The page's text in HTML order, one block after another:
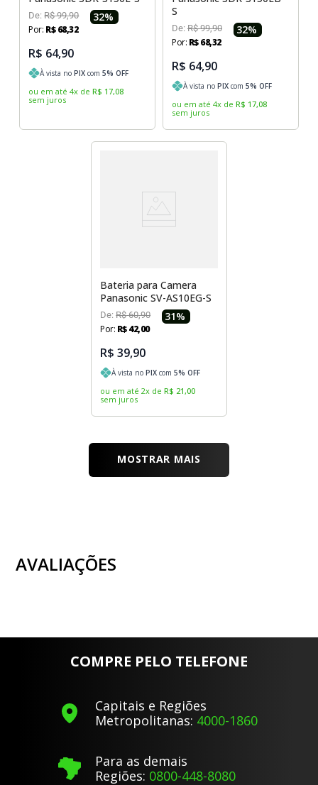
De:R$ 99,90 32%
Por: R$ 68,32
R$ 64,90
À vista noPIX com5% OFF
ou em até 4x de R$ 17,08
sem juros
S
De: R$ 99,90 32%
Por: R$68,32
R$ 64,90
À vista no PIX com 5% OFF
ou em até 4x de R$ 17,08
sem juros
Bateria para Camera
Panasonic SV-AS10EG-S
De:R$ 60,90 31%
Por: R$42,00
R$ 39,90
À vista noPIX com5% OFF
ou em até 2x de R$ 21 ,00
sem juros
MOSTRAR MAIS
AVALIAÇÕES
COMPRE PELO TELEFONE
Capitais e Regiões
Metropolitanas: 4000-1860
Para as demais
Regiões: 0800-448-8080